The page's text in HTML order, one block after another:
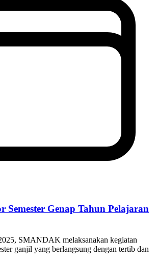
Semester Genap Tahun Pelajaran
SMANDAK melaksanakan kegiatan
ganjil yang berlangsung dengan tertib dan